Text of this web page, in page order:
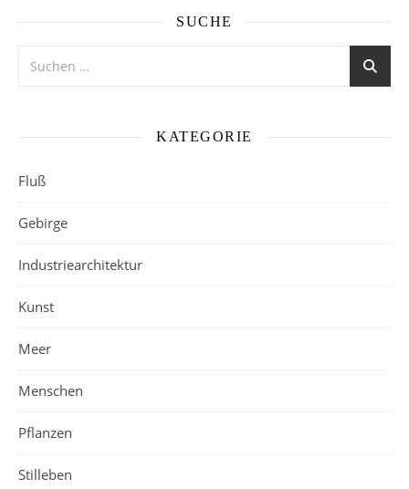
SUCHE
KATEGORIE
Fluß
Gebirge
Industriearchitektur
Kunst
Meer
Menschen
Pflanzen
Stilleben